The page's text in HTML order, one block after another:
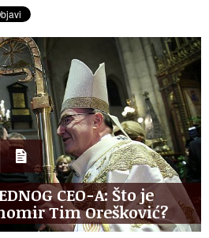
CEO-A: Što je
Tim Orešković?